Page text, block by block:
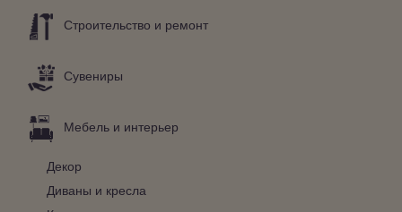
Строительство и ремонт
Сувениры
Мебель и интерьер
Декор
Диваны и кресла